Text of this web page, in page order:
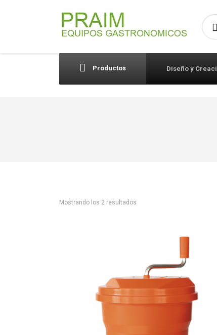
Productos Diseño y
Mostrando los 2 resultados